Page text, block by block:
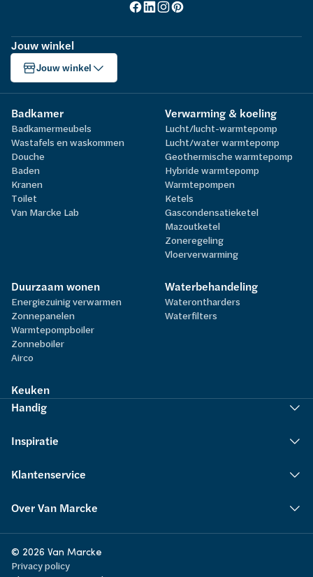
Jouw winkel
Jouw winkel
Badkamer
Badkamermeubels
Wastafels en waskommen
Douche
Baden
Kranen
Toilet
Van Marcke Lab
Verwarming & koeling
Lucht/lucht-warmtepomp
Lucht/water warmtepomp
Geothermische warmtepomp
Hybride warmtepomp
Warmtepompen
Ketels
Gascondensatieketel
Mazoutketel
Zoneregeling
Vloerverwarming
Duurzaam wonen
Energiezuinig verwarmen
Zonnepanelen
Warmtepompboiler
Zonneboiler
Airco
Waterbehandeling
Waterontharders
Waterfilters
Keuken
Handig
Inspiratie
Klantenservice
Over Van Marcke
© 2026 Van Marcke
Privacy policy